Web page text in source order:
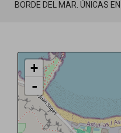
BORDE DEL MAR. ÚNICAS
+
-